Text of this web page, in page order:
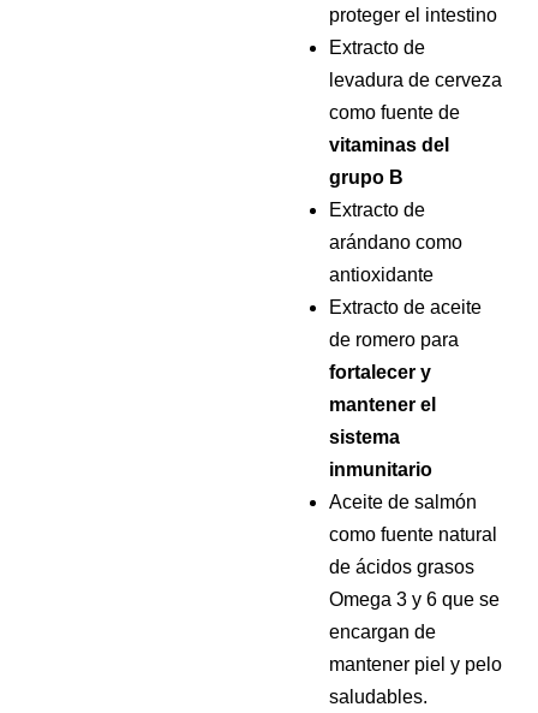
proteger el intestino
Extracto de
levadura de cerveza
como fuente de
vitaminas del
grupo B
Extracto de
arándano como
antioxidante
Extracto de aceite
de romero para
fortalecer y
mantener el
sistema
inmunitario
Aceite de salmón
como fuente natural
de ácidos grasos
Omega 3 y 6 que se
encargan de
mantener piel y pelo
saludables.